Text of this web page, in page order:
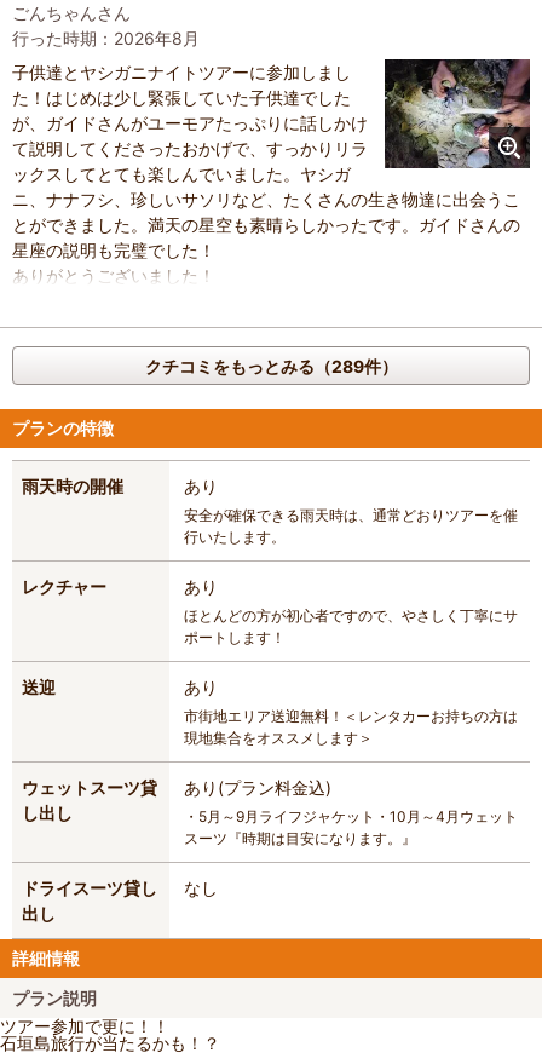
ごんちゃんさん
行った時期：2026年8月
子供達とヤシガニナイトツアーに参加しまし
た！はじめは少し緊張していた子供達でした
が、ガイドさんがユーモアたっぷりに話しかけ
て説明してくださったおかげで、すっかりリラ
ックスしてとても楽しんでいました。ヤシガ
ニ、ナナフシ、珍しいサソリなど、たくさんの生き物達に出会うこ
とができました。満天の星空も素晴らしかったです。ガイドさんの
星座の説明も完璧でした！
ありがとうございました！
クチコミをもっとみる（289件）
プランの特徴
雨天時の開催 あり
安全が確保できる雨天時は、通常どおりツアーを催
行いたします。
レクチャー あり
ほとんどの方が初心者ですので、やさしく丁寧にサ
ポートします！
送迎 あり
市街地エリア送迎無料！＜レンタカーお持ちの方は
現地集合をオススメします＞
ウェットスーツ貸
し出し
あり(プラン料金込)
・5月～9月ライフジャケット・10月～4月ウェット
スーツ『時期は目安になります。』
ドライスーツ貸し
出し
なし
詳細情報
プラン説明
ツアー参加で更に！！
石垣島旅行が当たるかも！？